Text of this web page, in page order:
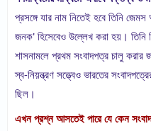
প্রসঙ্গে যার নাম নিতেই হবে তিনি
জনক' হিসেবেও উল্লেখ করা হয়। তিনি
শাসনামলে প্রথম সংবাদপত্র চালু
স্ব-নিয়ন্ত্রণ সত্ত্বেও ভারতের
ছিল।
এখন প্রশ্ন আসতেই পারে যে কেন